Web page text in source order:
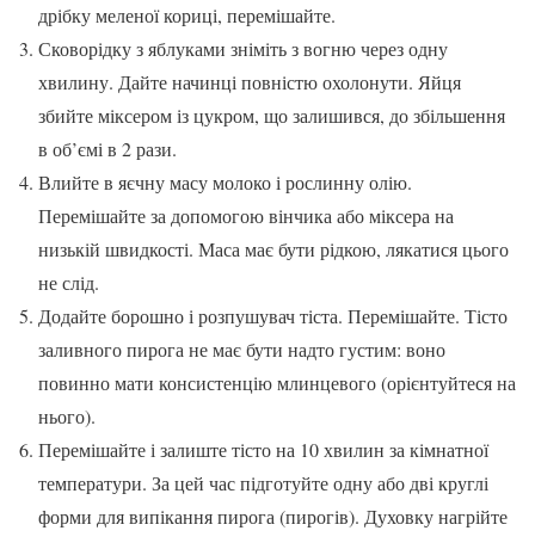
дрібку меленої кориці, перемішайте.
Сковорідку з яблуками зніміть з вогню через одну
хвилину. Дайте начинці повністю охолонути. Яйця
збийте міксером із цукром, що залишився, до збільшення
в об’ємі в 2 рази.
Влийте в яєчну масу молоко і рослинну олію.
Перемішайте за допомогою вінчика або міксера на
низькій швидкості. Маса має бути рідкою, лякатися цього
не слід.
Додайте борошно і розпушувач тіста. Перемішайте. Тісто
заливного пирога не має бути надто густим: воно
повинно мати консистенцію млинцевого (орієнтуйтеся на
нього).
Перемішайте і залиште тісто на 10 хвилин за кімнатної
температури. За цей час підготуйте одну або дві круглі
форми для випікання пирога (пирогів). Духовку нагрійте